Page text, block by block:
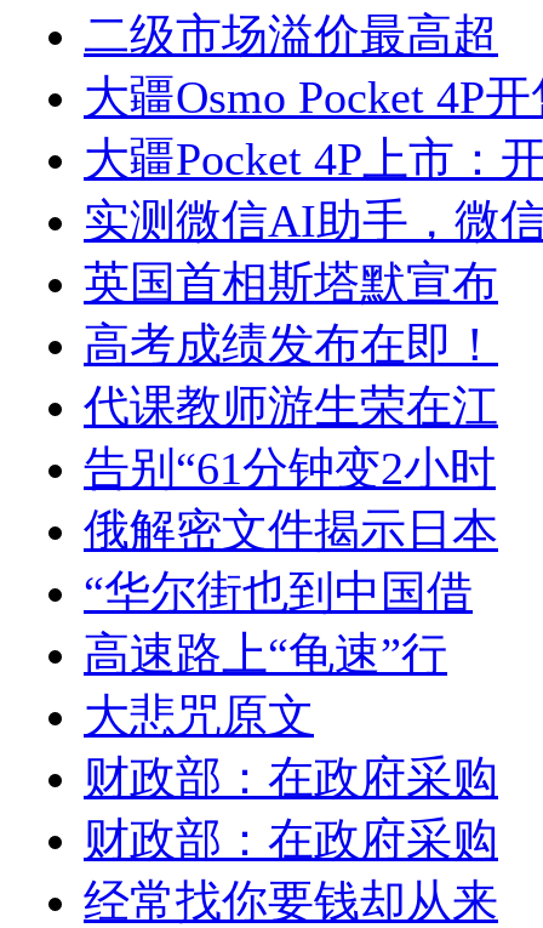
二级市场溢价最高超
大疆Osmo Pocket 4P
大疆Pocket 4P上市：
实测微信AI助手，微
英国首相斯塔默宣布
高考成绩发布在即！
代课教师游生荣在江
告别“61分钟变2小时
俄解密文件揭示日本
“华尔街也到中国借
高速路上“龟速”行
大悲咒原文
财政部：在政府采购
财政部：在政府采购
经常找你要钱却从来